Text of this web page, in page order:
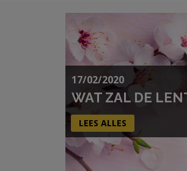
17/02/2020
WAT ZAL DE
LEES ALLES